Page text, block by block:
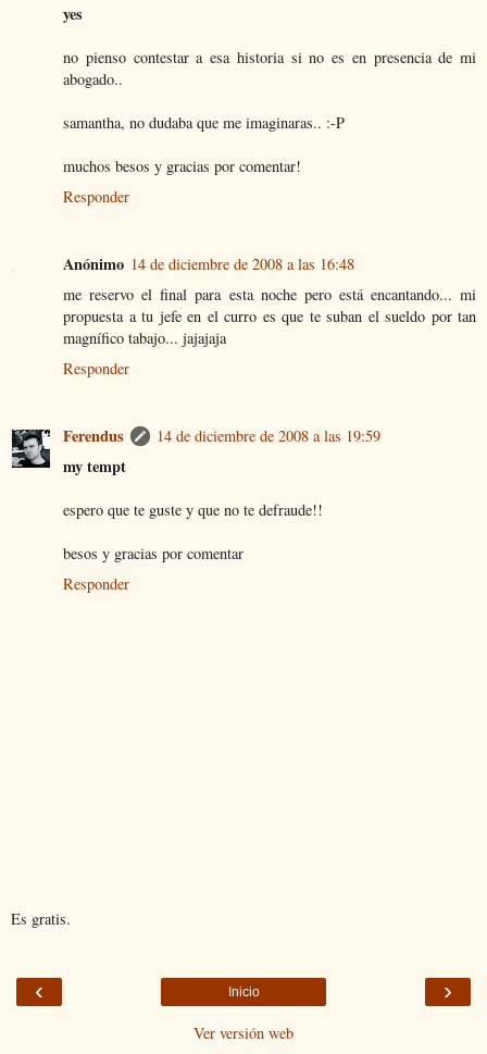
yes
no pienso contestar a esa historia si no es en presencia de mi
abogado..
samantha, no dudaba que me imaginaras.. :-P
muchos besos y gracias por comentar!
Responder
Anónimo 14 de diciembre de 2008 a las 16:48
me reservo el final para esta noche pero está encantando... mi
propuesta a tu jefe en el curro es que te suban el sueldo por tan
magnífico tabajo... jajajaja
Responder
Ferendus 14 de diciembre de 2008 a las 19:59
my tempt
espero que te guste y que no te defraude!!
besos y gracias por comentar
Responder
Es gratis.
‹ ›
Inicio
Ver versión web